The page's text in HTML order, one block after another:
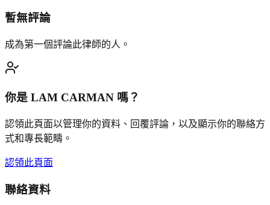
暫無評論
成為第一個評論此律師的人。
你是 LAM CARMAN 嗎？
認領此頁面以管理你的資料、回覆評論，以及顯示你的聯絡方
式和專長範疇。
認領此頁面
聯絡資料